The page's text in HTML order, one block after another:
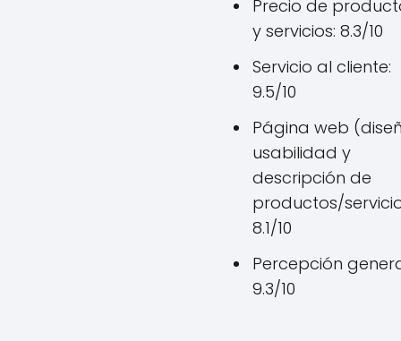
Precio de
y servicios: 8.3/10
Servicio al cliente:
9.5/10
Página web
usabilidad y
descripción de
productos/
8.1/10
Percepción
9.3/10